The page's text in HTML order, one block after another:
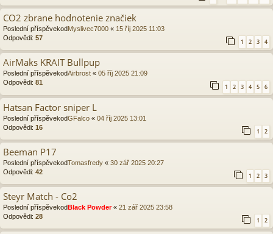
CO2 zbrane hodnotenie značiek
Poslední příspěvekodMyslivec7000 « 15 říj 2025 11:03
Odpovědi: 57
1 2 3 4
AirMaks KRAIT Bullpup
Poslední příspěvekodAirbrost « 05 říj 2025 21:09
Odpovědi: 81
1 2 3 4 5 6
Hatsan Factor sniper L
Poslední příspěvekodGFalco « 04 říj 2025 13:01
Odpovědi: 16
1 2
Beeman P17
Poslední příspěvekodTomasfredy « 30 zář 2025 20:27
Odpovědi: 42
1 2 3
Steyr Match - Co2
Poslední příspěvekodBlack Powder« 21 zář 2025 23:58
Odpovědi: 28
1 2